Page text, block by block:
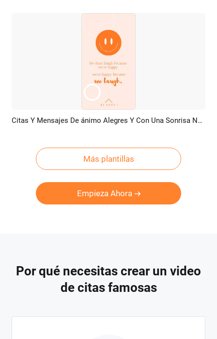
Previsualizar Crear IA Citas Y Mensajes De ánimo Alegres Y Con Una Sonrisa Naranja
Más plantillas
Empieza Ahora
Por qué necesitas crear un video
de citas famosas